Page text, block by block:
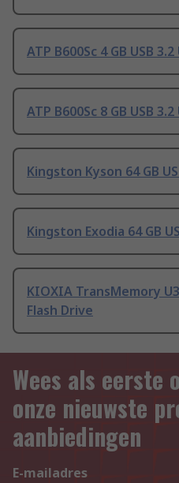
ATP B600Sc 4 GB USB
ATP B600Sc 8 GB USB
Kingston Kyson 64 GB
Kingston Exodia 64 GB
KIOXIA TransMemory
Flash Drive
Wees als eerste
onze nieuwste
aanbiedingen
E-mailadres